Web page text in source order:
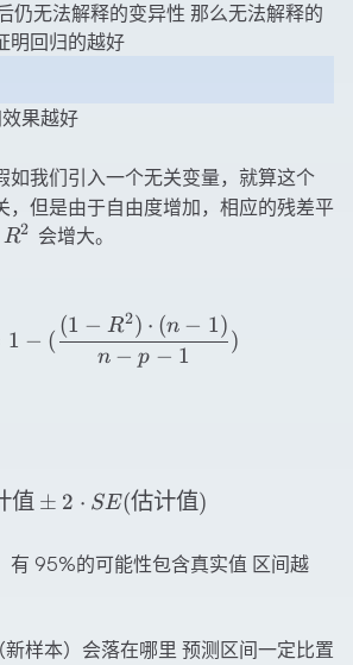
仍无法解释的变异性 那么无法解释的
明回归的越好
果越好
如我们引入一个无关变量，就算这个
，但是由于自由度增加，相应的残差平
R^2
R2 会增大。
R_{adj}^2=1-(\frac{(1-
1 − (
n − p − 1
(1 − R2) ⋅ (n − 1)
)
估计值±2\cdot SE(估计
值 ± 2 ⋅ SE(估计值)
有 95%的可能性包含真实值 区间越
样本）会落在哪里 预测区间一定比置